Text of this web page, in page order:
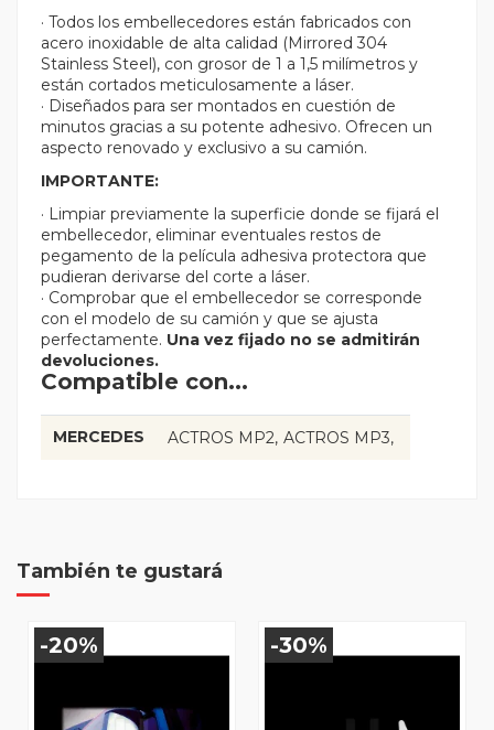
· Todos los embellecedores están fabricados con
acero inoxidable de alta calidad (Mirrored 304
Stainless Steel), con grosor de 1 a 1,5 milímetros y
están cortados meticulosamente a láser.
· Diseñados para ser montados en cuestión de
minutos gracias a su potente adhesivo. Ofrecen un
aspecto renovado y exclusivo a su camión.
IMPORTANTE:
· Limpiar previamente la superficie donde se fijará el
embellecedor, eliminar eventuales restos de
pegamento de la película adhesiva protectora que
pudieran derivarse del corte a láser.
· Comprobar que el embellecedor se corresponde
con el modelo de su camión y que se ajusta
perfectamente. Una vez fijado no se admitirán
devoluciones.
Compatible con...
MERCEDES ACTROS MP2 ACTROS MP3
También te gustará
-20% -30%